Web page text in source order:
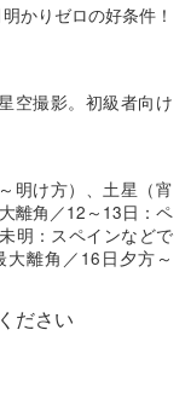
かりゼロの好条件！
空撮影。初級者向け
明け方）、土星（宵
離角／12～13日：ペ
明：スペインなどで
離角／16日夕方～
ださい